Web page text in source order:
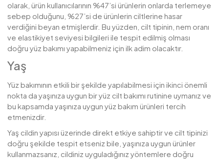
olarak, ürün kullanıcılarının %47’si ürünlerin onlarda terlemeye
sebep olduğunu, %27’si de ürünlerin ciltlerine hasar
verdiğini beyan etmişlerdir. Bu yüzden, cilt tipinin, nem oranı
ve elastikiyet seviyesi bilgileri ile tespit edilmiş olması
doğru yüz bakımı yapabilmeniz için ilk adim olacaktır.
Yaş
Yüz bakımının etkili bir şekilde yapılabilmesi için ikinci önemli
nokta da yaşınıza uygun bir yüz cilt bakımı rutinine uymanız ve
bu kapsamda yaşınıza uygun yüz bakım ürünleri tercih
etmenizdir.
Yaş cildin yapısı üzerinde direkt etkiye sahiptir ve cilt tipinizi
doğru şekilde tespit etseniz bile, yaşınıza uygun ürünler
kullanmazsanız, cildiniz uyguladığınız yöntemlere doğru